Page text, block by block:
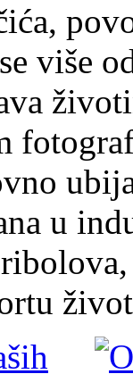
više
u